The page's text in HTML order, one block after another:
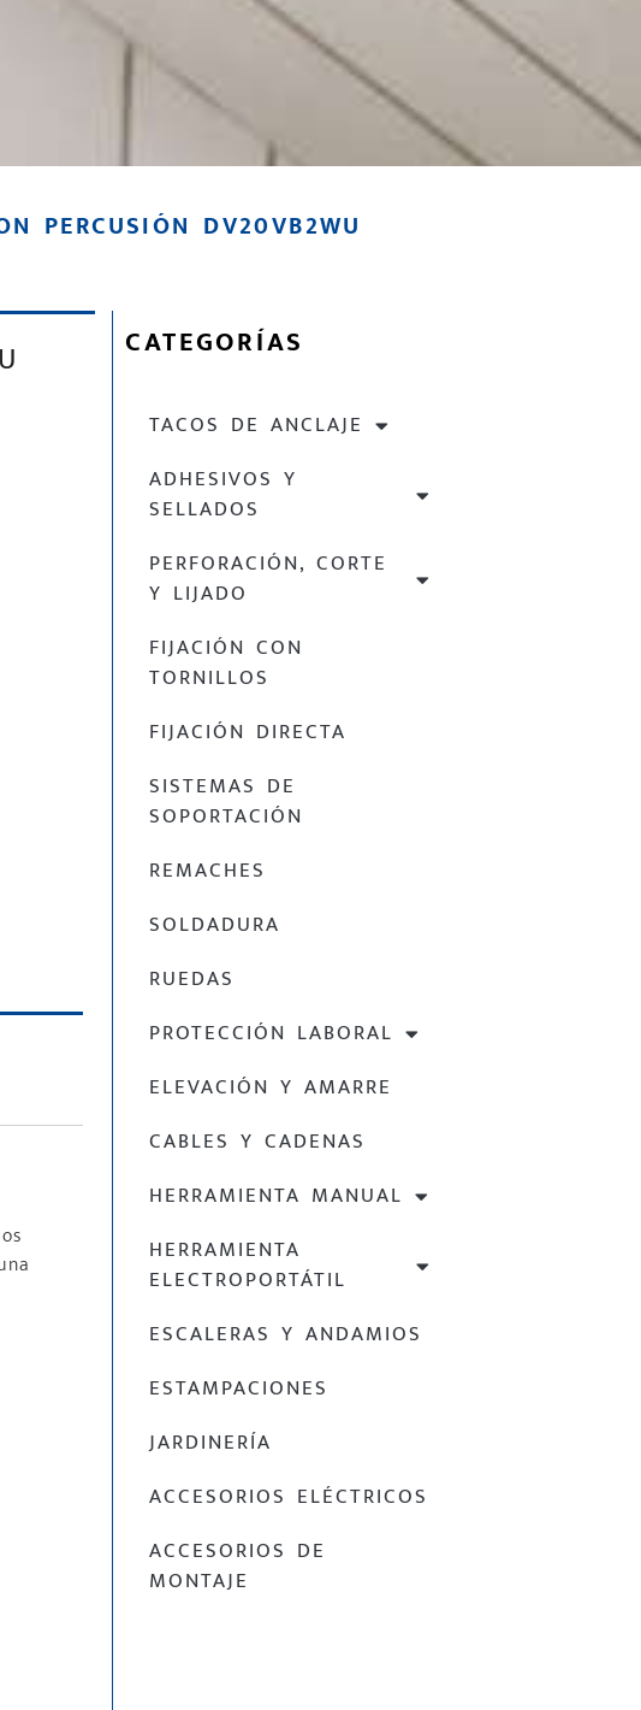
PERCUSIÓN DV20VB2WU
CATEGORÍAS
TACOS DE ANCLAJE
ADHESIVOS Y
SELLADOS
PERFORACIÓN, CORTE
Y LIJADO
FIJACIÓN CON
TORNILLOS
FIJACIÓN DIRECTA
SISTEMAS DE
SOPORTACIÓN
REMACHES
SOLDADURA
RUEDAS
PROTECCIÓN LABORAL
ELEVACIÓN Y AMARRE
CABLES Y CADENAS
HERRAMIENTA MANUAL
HERRAMIENTA
ELECTROPORTÁTIL
ESCALERAS Y ANDAMIOS
ESTAMPACIONES
JARDINERÍA
ACCESORIOS ELÉCTRICOS
ACCESORIOS DE
MONTAJE